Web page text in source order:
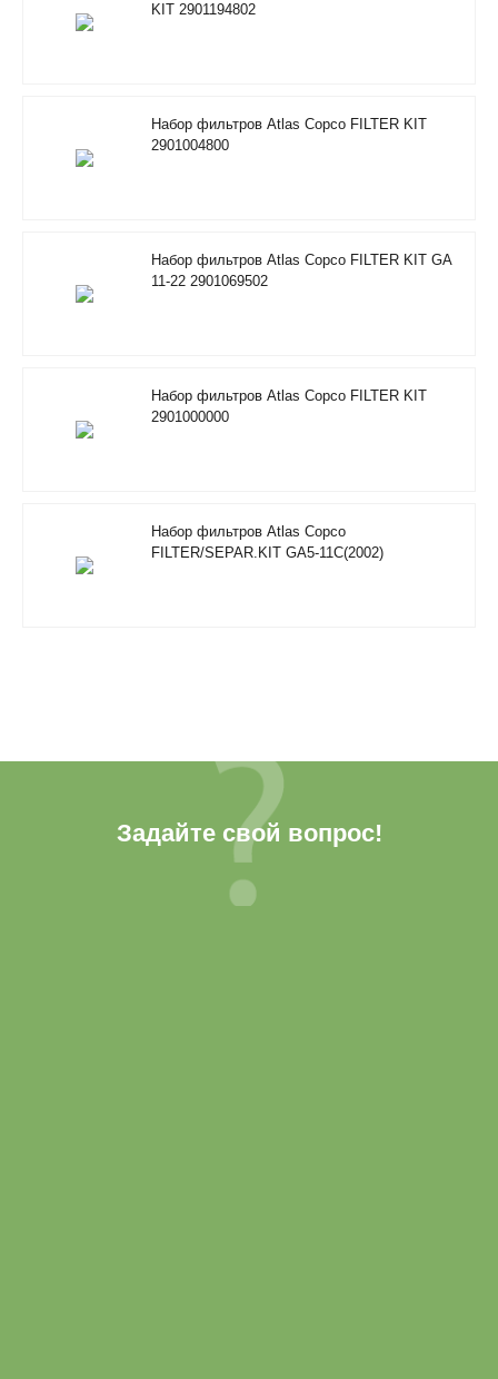
KIT 2901194802
Набор фильтров Atlas Copco FILTER KIT
2901004800
Набор фильтров Atlas Copco FILTER KIT GA
11-22 2901069502
Набор фильтров Atlas Copco FILTER KIT
2901000000
Набор фильтров Atlas Copco
FILTER/SEPAR.KIT GA5-11C(2002)
Задайте свой вопрос!